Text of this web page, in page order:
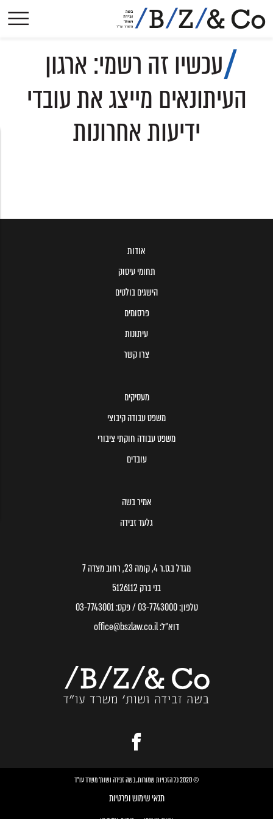
תחומי עיסוק
הישגים בולטים
פסקי-דין
הסכמים קיבוציים
עכשיו זה רשמי: ארגון
העיתונאים מייצג את עובדי
ידיעות אחרונות
אודות
תחומי עיסוק
הישגים בולטים
פרסומים
עיתונות
צרו קשר
מעסיקים
משפט עבודה קיבוצי
משפט עבודה חוקתי ציבורי
עובדים
אמיר בשה
גלעד זבידה
מגדל ב.ס.ר 4, קומה 23, רחוב מצדה 7
בני ברק 5126112
טלפון:03-7743000/ פקס:03-7743001
דוא״ל:office@bszlaw.co.il
© 2020 כל הזכויות שמורות, בשה זבידה ושות׳ משרד עו״ד
תנאי שימוש ופרטיות